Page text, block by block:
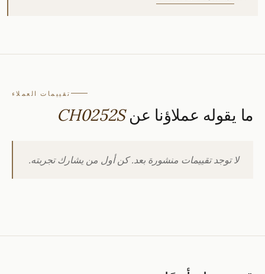
تقييمات العملاء
ما يقوله عملاؤنا عنCH0252S
لا توجد تقييمات منشورة بعد. كن أول من يشارك تجربته.